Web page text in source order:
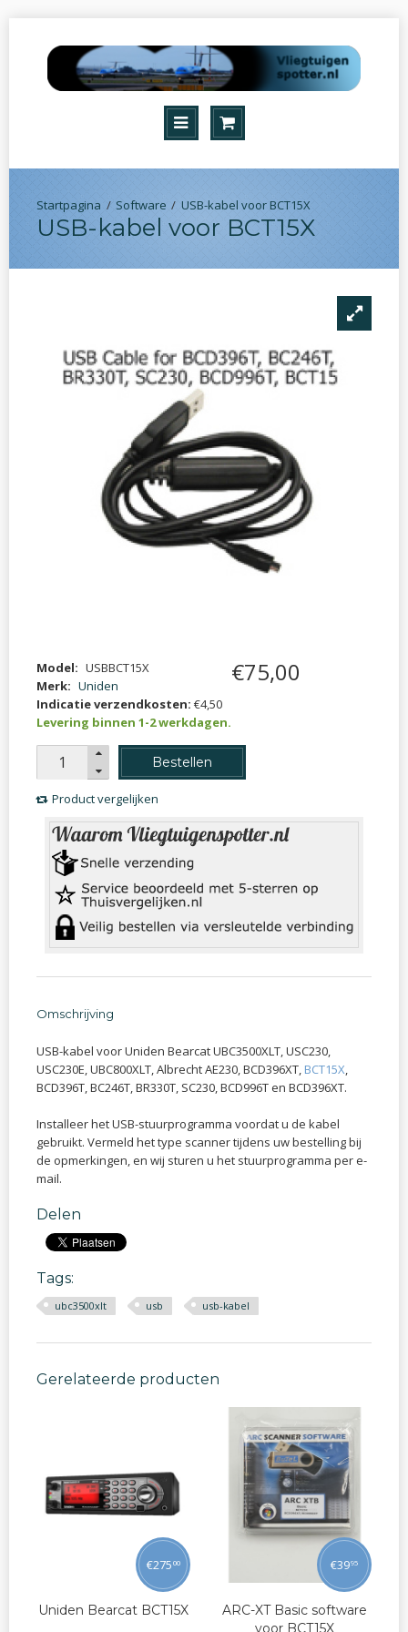
Software USB-kabel voor BCT15X
USB-kabel voor BCT15X
Model: USBBCT15X
Merk: Uniden
Indicatie verzendkosten: €4,50
Levering binnen 1-2 werkdagen.
€75,00
Bestellen
Product vergelijken
Omschrijving
USB-kabel voor Uniden Bearcat UBC3500XLT, USC230,
USC230E, UBC800XLT, Albrecht AE230, BCD396XT, BCT15X,
BCD396T, BC246T, BR330T, SC230, BCD996T en BCD396XT.
Installeer het USB-stuurprogramma voordat u de kabel
gebruikt. Vermeld het type scanner tijdens uw bestelling bij
de opmerkingen, en wij sturen u het stuurprogramma per e-
mail.
Delen
Tags:
ubc3500xlt usb usb-kabel
Gerelateerde producten
Uniden Bearcat BCT15X
€275 00
ARC-XT Basic software
voor BCT15X
€3995